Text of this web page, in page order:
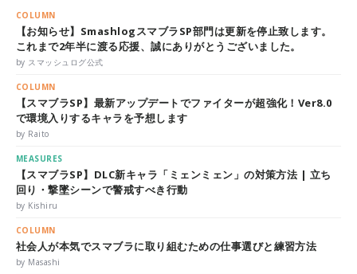
COLUMN
【お知らせ】SmashlogスマブラSP部門は更新を停止致します。
これまで2年半に渡る応援、誠にありがとうございました。
by スマッシュログ公式
COLUMN
【スマブラSP】最新アップデートでファイターが超強化！Ver8.0
で環境入りするキャラを予想します
by Raito
MEASURES
【スマブラSP】DLC新キャラ「ミェンミェン」の対策方法 | 立ち
回り・撃墜シーンで警戒すべき行動
by Kishiru
COLUMN
社会人が本気でスマブラに取り組むための仕事選びと練習方法
by Masashi